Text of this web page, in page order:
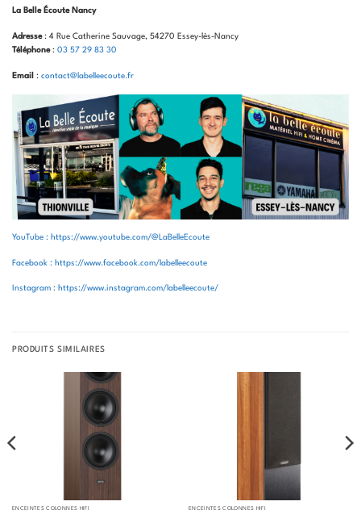
La Belle Écoute Nancy
Adresse: 4 Rue Catherine Sauvage, 54270 Essey-lès-Nancy
Téléphone: 03 57 29 83 30
Email : contact@labelleecoute.fr
YouTube : https://www.youtube.com/@LaBelleEcoute
Facebook : https://www.facebook.com/labelleecoute
Instagram : https://www.instagram.com/labelleecoute/
PRODUITS SIMILAIRES
ENCEINTES COLONNES HIFI ENCEINTES COLONNES HIFI